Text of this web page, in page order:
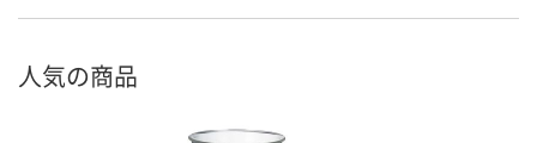
人気の商品